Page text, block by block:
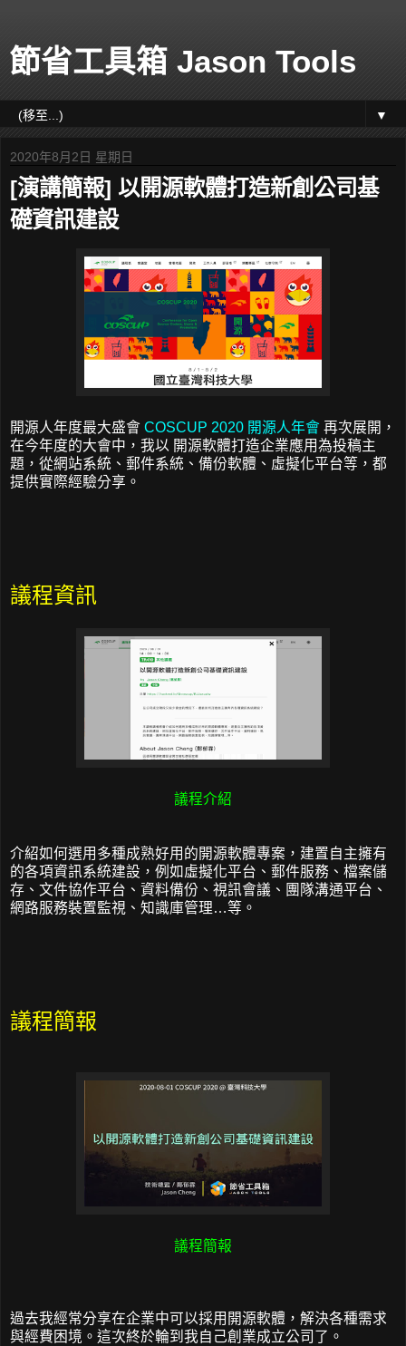
節省工具箱 Jason Tools
▼
2020年8月2日 星期日
[演講簡報] 以開源軟體打造新創公司基
礎資訊建設
開源人年度最大盛會 COSCUP 2020 開源人年會 再次展開，
在今年度的大會中，我以 開源軟體打造企業應用為投稿主
題，從網站系統、郵件系統、備份軟體、虛擬化平台等，都
提供實際經驗分享。
議程資訊
議程介紹
介紹如何選用多種成熟好用的開源軟體專案，建置自主擁有
的各項資訊系統建設，例如虛擬化平台、郵件服務、檔案儲
存、文件協作平台、資料備份、視訊會議、團隊溝通平台、
網路服務裝置監視、知識庫管理…等。
議程簡報
議程簡報
過去我經常分享在企業中可以採用開源軟體，解決各種需求
與經費困境。這次終於輪到我自己創業成立公司了。